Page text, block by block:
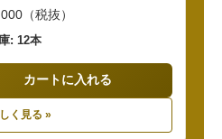
（税抜）
: 12本
カートに入れる
く見る »